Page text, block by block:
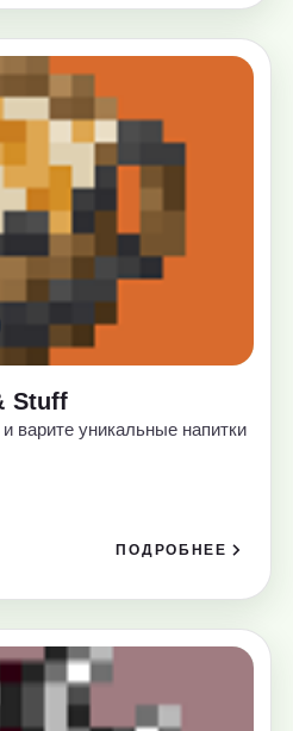
Stuff
варите уникальные напитки
ПОДРОБНЕЕ